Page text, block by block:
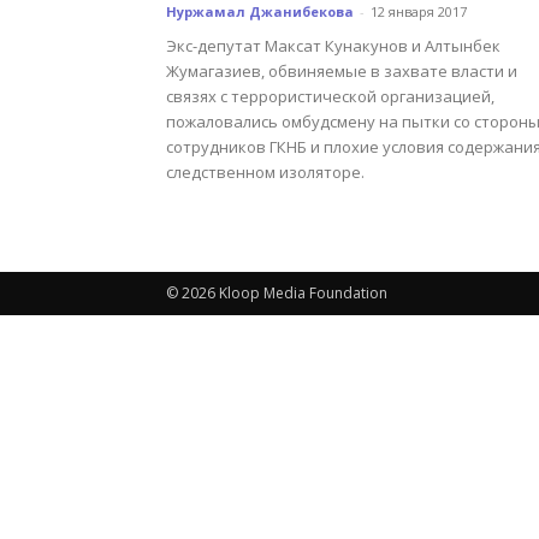
Нуржамал Джанибекова - 12 января 2017
Экс-депутат Максат Кунакунов и Алтынбек
Жумагазиев, обвиняемые в захвате власти и
связях с террористической организацией,
пожаловались омбудсмену на пытки со стороны
сотрудников ГКНБ и плохие условия
следственном изоляторе.
© 2026 Kloop Media Foundation